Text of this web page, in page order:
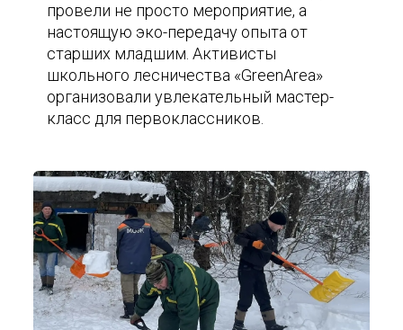
провели не просто мероприятие, а
настоящую эко-передачу опыта от
старших младшим. Активисты
школьного лесничества «GreenArea»
организовали увлекательный мастер-
класс для первоклассников.